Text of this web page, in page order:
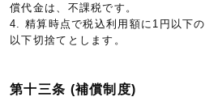
償代金は、不課税です。
4. 精算時点で税込利用額に1円以下
以下切捨てとします。
第十三条 (補償制度)